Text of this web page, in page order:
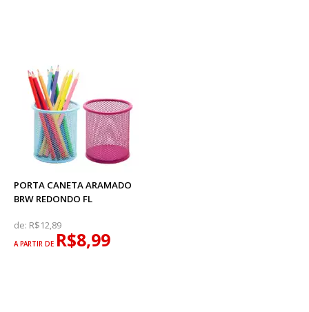
PORTA CANETA ARAMADO
BRW REDONDO FL
de: R$12,89
A PARTIR DE R$8,99